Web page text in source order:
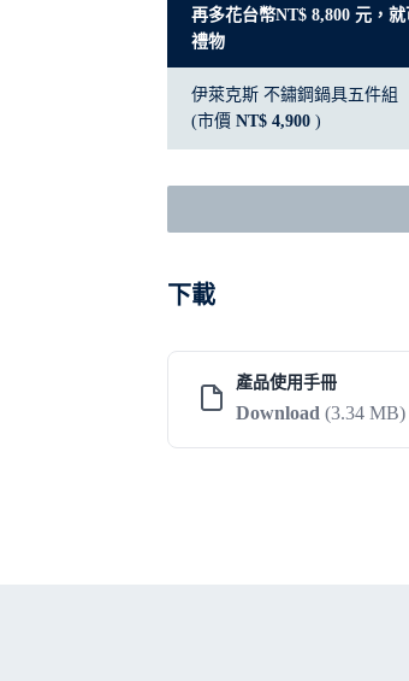
再多花台幣NT$ 8,800 元，
禮物
伊萊克斯 不鏽鋼鍋具五件組
(市價 NT$ 4,900 )
下載
產品使用手冊
Download (3.34 MB)